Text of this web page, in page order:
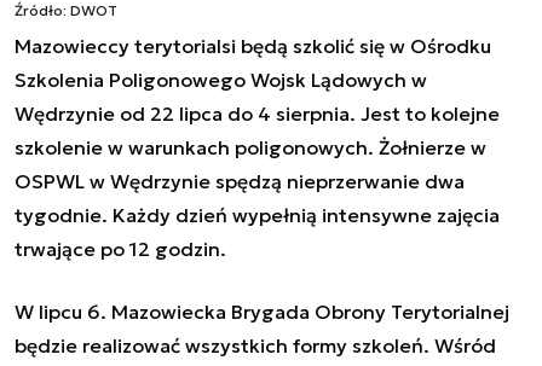
Źródło: DWOT
Mazowieccy terytorialsi będą szkolić się w Ośrodku
Szkolenia Poligonowego Wojsk Lądowych w
Wędrzynie od 22 lipca do 4 sierpnia. Jest to kolejne
szkolenie w warunkach poligonowych. Żołnierze w
OSPWL w Wędrzynie spędzą nieprzerwanie dwa
tygodnie. Każdy dzień wypełnią intensywne zajęcia
trwające po 12 godzin.
W lipcu 6. Mazowiecka Brygada Obrony Terytorialnej
będzie realizować wszystkich formy szkoleń. Wśród